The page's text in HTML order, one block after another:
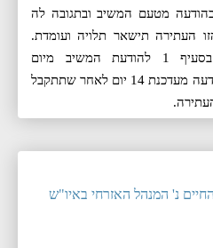
מטעם המשיב ובתגובה לה
העתירה תישאר תלויה ועומדת.
רשמתי לפניי את האמור בסעיף 1 להודעת המשיב מיום
11.7.2017. ב. המשיב יגיש הודעה מעדכנת 14 יום לאחר שתתקבל